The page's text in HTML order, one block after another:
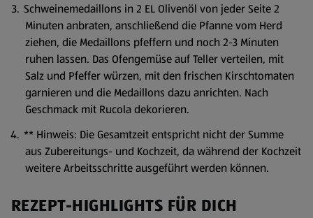
Schweinemedaillons in 2 EL Olivenöl von jeder Seite 2
Minuten anbraten, anschließend die Pfanne vom Herd
ziehen, die Medaillons pfeffern und noch 2-3 Minuten
ruhen lassen. Das Ofengemüse auf Teller verteilen, mit
Salz und Pfeffer würzen, mit den frischen Kirschtomaten
garnieren und die Medaillons dazu anrichten. Nach
Geschmack mit Rucola dekorieren.
** Hinweis: Die Gesamtzeit entspricht nicht der Summe
aus Zubereitungs- und Kochzeit, da während der Kochzeit
weitere Arbeitsschritte ausgeführt werden können.
REZEPT-HIGHLIGHTS FÜR DICH